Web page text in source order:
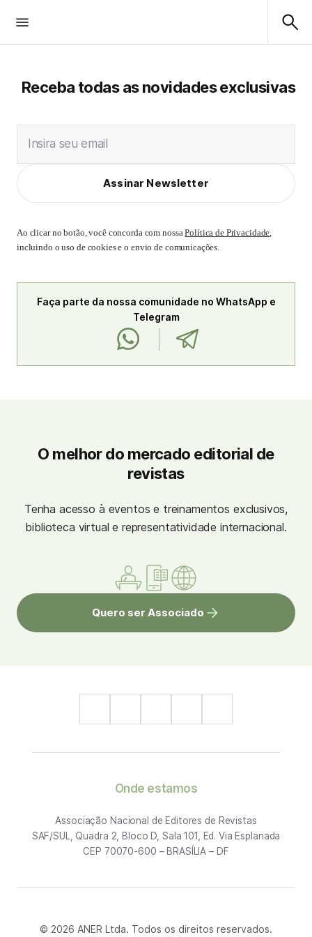
Receba todas as novidades exclusivas
Insira seu email
Assinar Newsletter
Ao clicar no botão, você concorda com nossaPolítica de Privacidade,
incluindo o uso de cookies e o envio de comunicações.
Faça parte da nossa comunidade no WhatsApp e
Telegram
O melhor do mercado editorial de
revistas
Tenha acesso à eventos e treinamentos exclusivos,
biblioteca virtual e representatividade internacional.
Quero ser Associado
Onde estamos
Associação Nacional de Editores de Revistas
SAF/SUL, Quadra 2, Bloco D, Sala 101, Ed. Via Esplanada
CEP 70070-600 – BRASÍLIA – DF
© 2026 ANER Ltda. Todos os direitos reservados.